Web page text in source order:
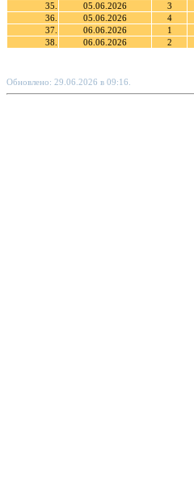
35.
05.06.2026 3
36.
05.06.2026 4
37.
06.06.2026 1
38.
06.06.2026 2
Обновлено: 29.06.2026 в 09:16.